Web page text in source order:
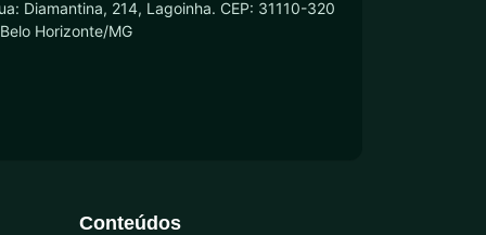
Diamantina, 214, Lagoinha. CEP: 31110-320
Horizonte/MG
Conteúdos